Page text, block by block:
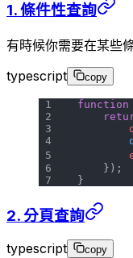
1. 條件性查詢
有時候你需要在某些
typescript
copy
function
    });
}
2. 分頁查詢
typescript copy